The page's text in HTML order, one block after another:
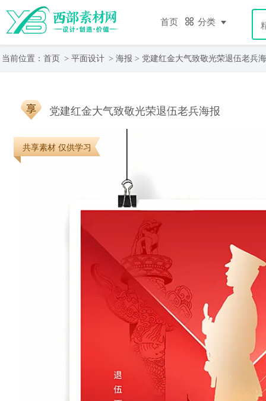
首页 分类
当前位置： 首页 > 平面设计 > 海报 > 党建红金大气致敬光荣退伍老兵
党建红金大气致敬光荣退伍老兵海报
共享素材 仅供学习